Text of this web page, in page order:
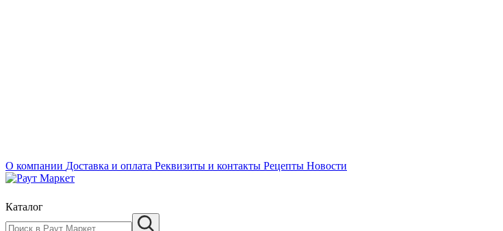
О компании Доставка и оплата Реквизиты и контакты Рецепты Новости
Каталог